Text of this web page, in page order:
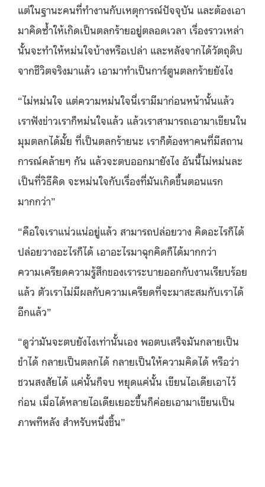
แต่ในฐานะคนที่ทำงานกับเหตุการณ์ปัจจุบัน และต้องเอา
มาคิดซ้ำให้เกิดเป็นตลกร้ายอยู่ตลอดเวลา เรื่องราวเหล่า
นั้นจะทำให้หม่นใจบ้างหรือเปล่า และหลังจากได้วัตถุดิบ
จากชีวิตจริงมาแล้ว เอามาทำเป็นการ์ตูนตลกร้ายยังไง
“ไม่หม่นใจ แต่ความหม่นใจนี่เรามีมาก่อนหน้านั้นแล้ว
เราฟังข่าวเราก็หม่นใจแล้ว แล้วเราสามารถเอามาเขียนใน
มุมตลกได้มั้ย ที่เป็นตลกร้ายนะ เราก็ต้องหาคนที่มีสถาน
การณ์คล้ายๆ กัน แล้วจะตบออกมายังไง อันนี้ไม่หม่นละ
เป็นที่วิธีคิด จะหม่นใจกับเรื่องที่มันเกิดขึ้นตอนแรก
มากกว่า”
“คือใจเราแน่วแน่อยู่แล้ว สามารถปล่อยวาง คิดอะไรก็ได้
ปล่อยวางอะไรก็ได้ เอาอะไรมาฉุกคิดก็ได้มากกว่า
ความเครียดความรู้สึกของเราระบายออกกับงานเรียบร้อย
แล้ว ตัวเราไม่มีผลกับความเครียดที่จะมาสะสมกับเราได้
อีกแล้ว”
“ดูว่ามันจะตบยังไงเท่านั้นเอง พอตบเสร็จมันกลายเป็น
ขำได้ กลายเป็นตลกได้ กลายเป็นให้ความคิดได้ หรือว่า
ชวนสงสัยได้ แค่นั้นก็จบ หยุดแค่นั้น เขียนไอเดียเอาไว้
ก่อน เมื่อได้หลายไอเดียเยอะขึ้นก็ค่อยเอามาเขียนเป็น
ภาพทีหลัง สำหรับหนึ่งชิ้น”